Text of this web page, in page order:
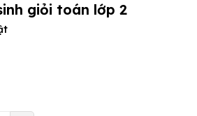
giỏi toán lớp 2